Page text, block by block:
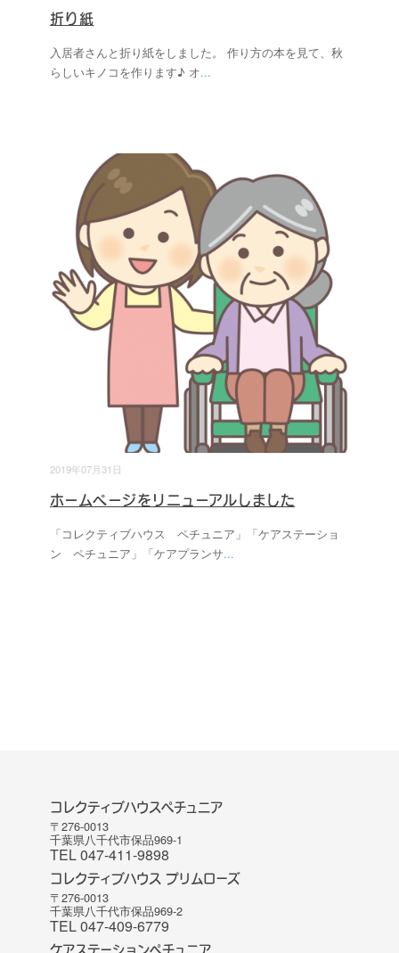
折り紙
入居者さんと折り紙をしました。 作り方の本を見て、秋
らしいキノコを作ります♪ オ...
2019年07月31日
ホームページをリニューアルしました
「コレクティブハウス ペチュニア」「ケアステーショ
ン ペチュニア」「ケアプランサ...
コレクティブハウスペチュニア
〒276-0013
千葉県八千代市保品969-1
TEL 047-411-9898
コレクティブハウス プリムローズ
〒276-0013
千葉県八千代市保品969-2
TEL 047-409-6779
ケアステーションペチュニア